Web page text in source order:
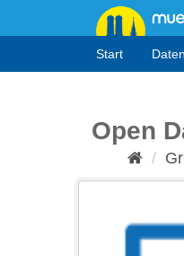
Start
Open